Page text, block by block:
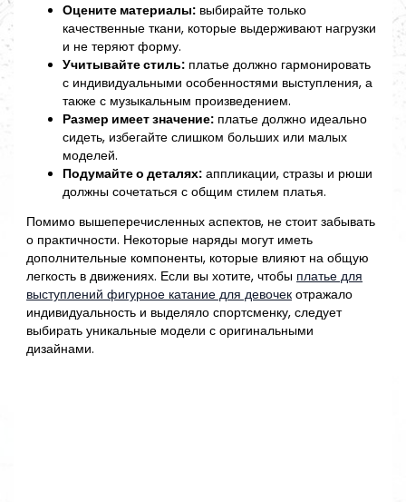
Оцените материалы: выбирайте только
качественные ткани, которые выдерживают нагрузки
и не теряют форму.
Учитывайте стиль: платье должно гармонировать
с индивидуальными особенностями выступления, а
также с музыкальным произведением.
Размер имеет значение: платье должно идеально
сидеть, избегайте слишком больших или малых
моделей.
Подумайте о деталях: аппликации, стразы и рюши
должны сочетаться с общим стилем платья.
Помимо вышеперечисленных аспектов, не стоит забывать
о практичности. Некоторые наряды могут иметь
дополнительные компоненты, которые влияют на общую
легкость в движениях. Если вы хотите, чтобы платье для
выступлений фигурное катание для девочек отражало
индивидуальность и выделяло спортсменку, следует
выбирать уникальные модели с оригинальными
дизайнами.